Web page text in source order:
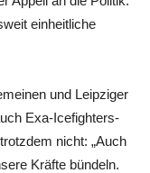
einheitliche
und Leipziger
Exa-Icefighters-
nicht: „Auch
Kräfte bündeln.